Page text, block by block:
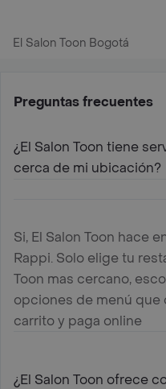
El Salon Toon Bogotá
Preguntas frecuentes
¿El Salon Toon tiene
cerca de mi ubicación?
Si, El Salon Toon hace
Rappi. Solo elige tu
Toon mas cercano,
opciones de menú que
carrito y paga online
¿El Salon Toon ofrece